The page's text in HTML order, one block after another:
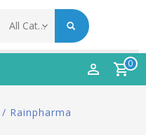
0
/ Rainpharma